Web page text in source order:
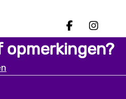
Deel op
opmerkingen?